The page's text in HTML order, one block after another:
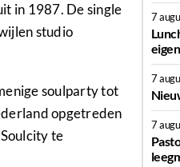
in 1987. De single
studio
soulparty tot
opgetreden
te
7
7
7